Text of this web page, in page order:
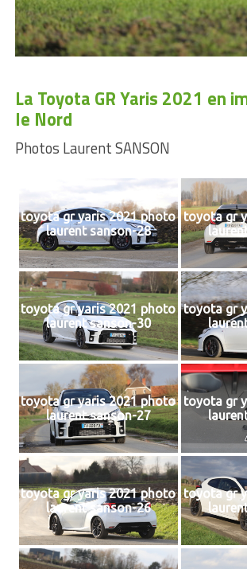
La Toyota GR Yaris 2021 en
le Nord
Photos Laurent SANSON
toyota gr yaris 2021 photo
laurent sanson-28
toyota gr
toyota gr yaris 2021 photo
laurent sanson-30
toyota gr
toyota gr yaris 2021 photo
laurent sanson-27
toyota gr
toyota gr yaris 2021 photo
laurent sanson-26
toyota gr